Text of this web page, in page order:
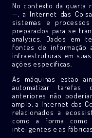
No contexto da quarta
—, a Internet das
sistemas e
preparados para se
analytics. Dados em
fontes de informação
infraestruturas em
ações específicas.
As máquinas estão
automatizar tarefas
anteriores não
amplo, a Internet das
relacionados a
como a forma como
inteligentes e as